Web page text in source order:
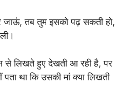
जाऊं, तब तुम इसको पढ़ सकती हो,
से लिखते हुए देखती आ रही है, पर
था कि उसकी मां क्या लिखती